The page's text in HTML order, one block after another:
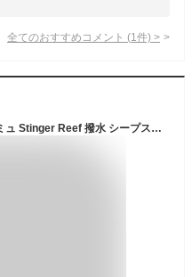
全てのおすすめコメント (1 件) >
20%OFF【公式】EMU Australia エミュ Stinger Reef 撥水 シープスキン ムートン ムートンブーツ ボア 靴 ブーツ スリッポン 天然 ウール 革 防寒 保温 ショート レディース メンズ 秋冬 秋 冬 公式 正規 通販 ボア ファー 送料無料